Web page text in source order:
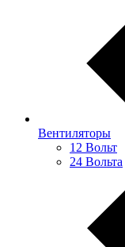
Вентиляторы
12 Вольт
24 Вольта